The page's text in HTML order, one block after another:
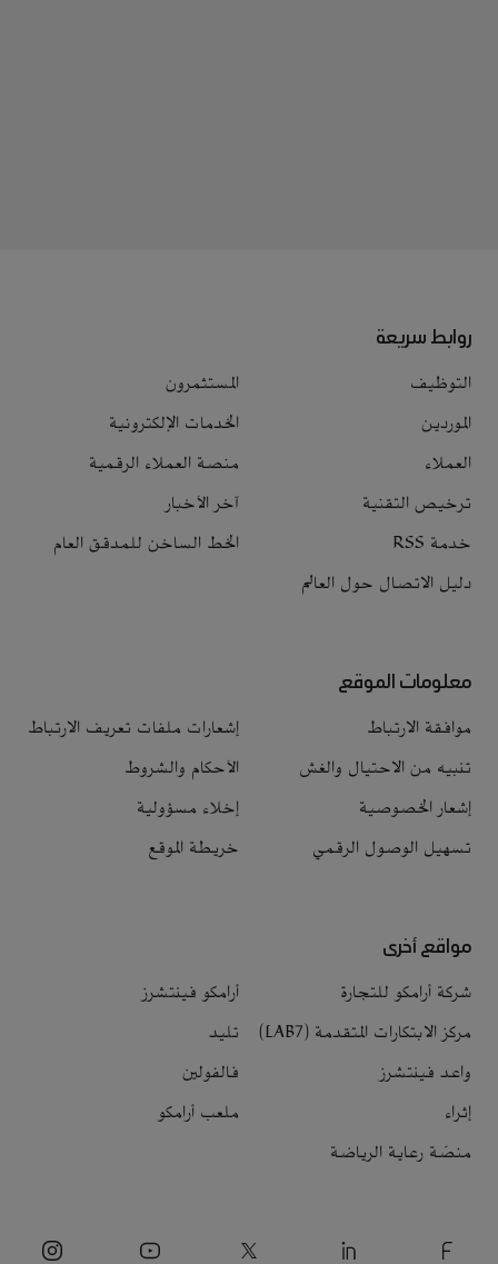
روابط سريعة
التوظيف
المستثمرون
الموردين
الخدمات الإلكترونية
العملاء
منصة العملاء الرقمية
ترخيص التقنية
آخر الأخبار
خدمة RSS
الخط الساخن للمدقق العام
دليل الاتصال حول العالم
معلومات الموقع
موافقة الارتباط
إشعارات ملفات تعريف الارتباط
تنبيه من الاحتيال والغش
الأحكام والشروط
إشعار الخصوصية
إخلاء مسؤولية
تسهيل الوصول الرقمي
خريطة الموقع
مواقع أخرى
شركة أرامكو للتجارة
أرامكو فينتشرز
مركز الابتكارات المتقدمة (LAB7)
تليد
واعد فينتشرز
فالفولين
إثراء
ملعب أرامكو
منصّة رعاية الرياضة